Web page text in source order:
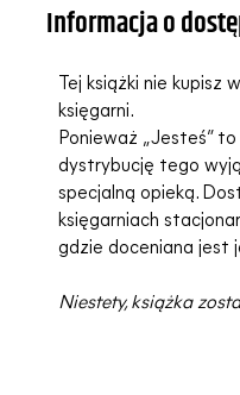
Informacja o
Tej książki nie kupisz
księgarni.
Ponieważ „Jesteś”
dystrybucję tego
specjalną opieką.
księgarniach
gdzie doceniana jest
Niestety, książka